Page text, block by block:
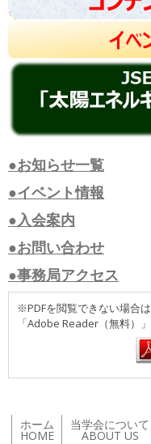
●お知らせ一覧
●イベント情報
●入会案内
●お問い合わせ
●事務局アクセス
※PDFを閲覧できない場合
「Adobe Reader（無料）
ホーム
HOME
当学会について
ABOUT US